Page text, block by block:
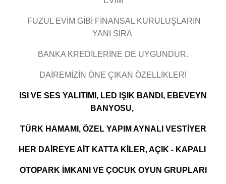
FUZUL EVİM GİBİ FİNANSAL KURULUŞLARIN
YANI SIRA
BANKA KREDİLERİNE DE UYGUNDUR.
DAİREMİZİN ÖNE ÇIKAN ÖZELLİKLERİ
ISI VE SES YALITIMI, LED IŞIK BANDI, EBEVEYN
BANYOSU,
TÜRK HAMAMI, ÖZEL YAPIM AYNALI VESTİYER
HER DAİREYE AİT KATTA KİLER, AÇIK - KAPALI
OTOPARK İMKANI VE ÇOCUK OYUN GRUPLARI